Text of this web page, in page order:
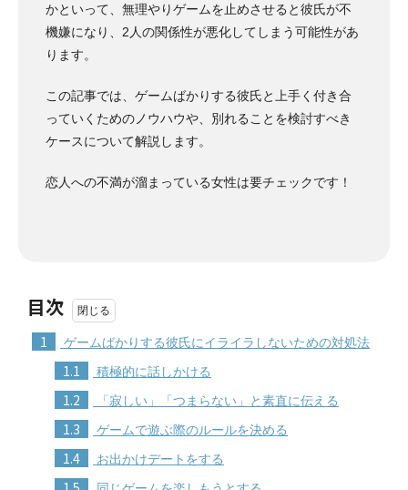
かといって、無理やりゲームを止めさせると彼氏が不
機嫌になり、2人の関係性が悪化してしまう可能性があ
ります。
この記事では、ゲームばかりする彼氏と上手く付き合
っていくためのノウハウや、別れることを検討すべき
ケースについて解説します。
恋人への不満が溜まっている女性は要チェックです！
目次
1 ゲームばかりする彼氏にイライラしないための対処法
1.1 積極的に話しかける
1.2 「寂しい」「つまらない」と素直に伝える
1.3 ゲームで遊ぶ際のルールを決める
1.4 お出かけデートをする